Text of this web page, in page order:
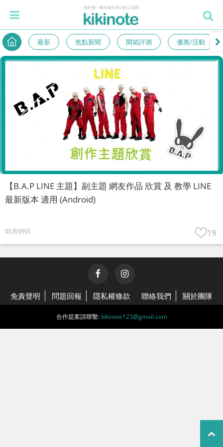
最新 焦點新聞 開箱評測 優惠/活動
【B.A.P LINE 主題】副主題 網友作品 欣賞 及 教學 LINE
最新版本 適用 (Android)
05月09日 19
免責聲明 問題回報 隱私權條款 聯絡我們 關於團隊
合作提案請聯繫: kikinote123@gmail.com